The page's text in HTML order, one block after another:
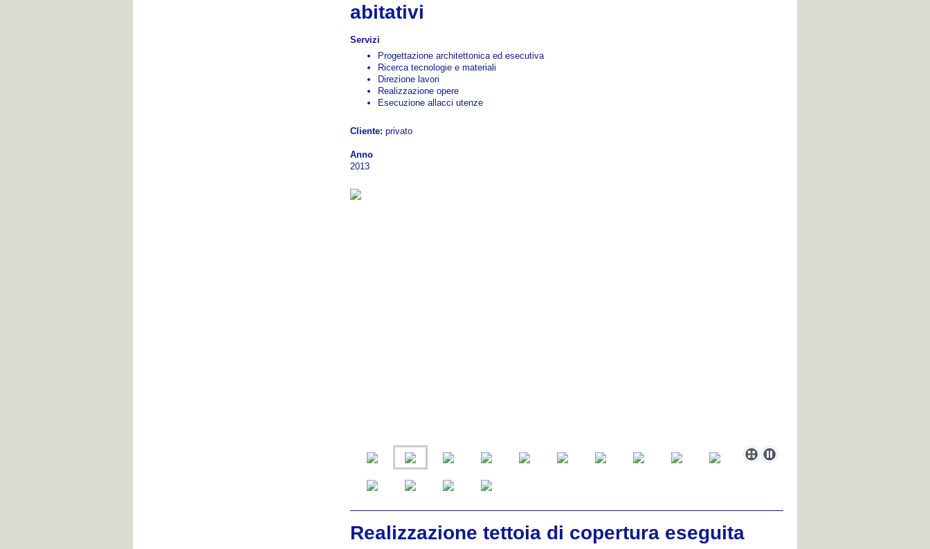
abitativi
Servizi
Progettazione architettonica ed esecutiva
Ricerca tecnologie e materiali
Direzione lavori
Realizzazione opere
Esecuzione allacci utenze
Cliente: privato
Anno
2013
Realizzazione tettoia di copertura eseguita